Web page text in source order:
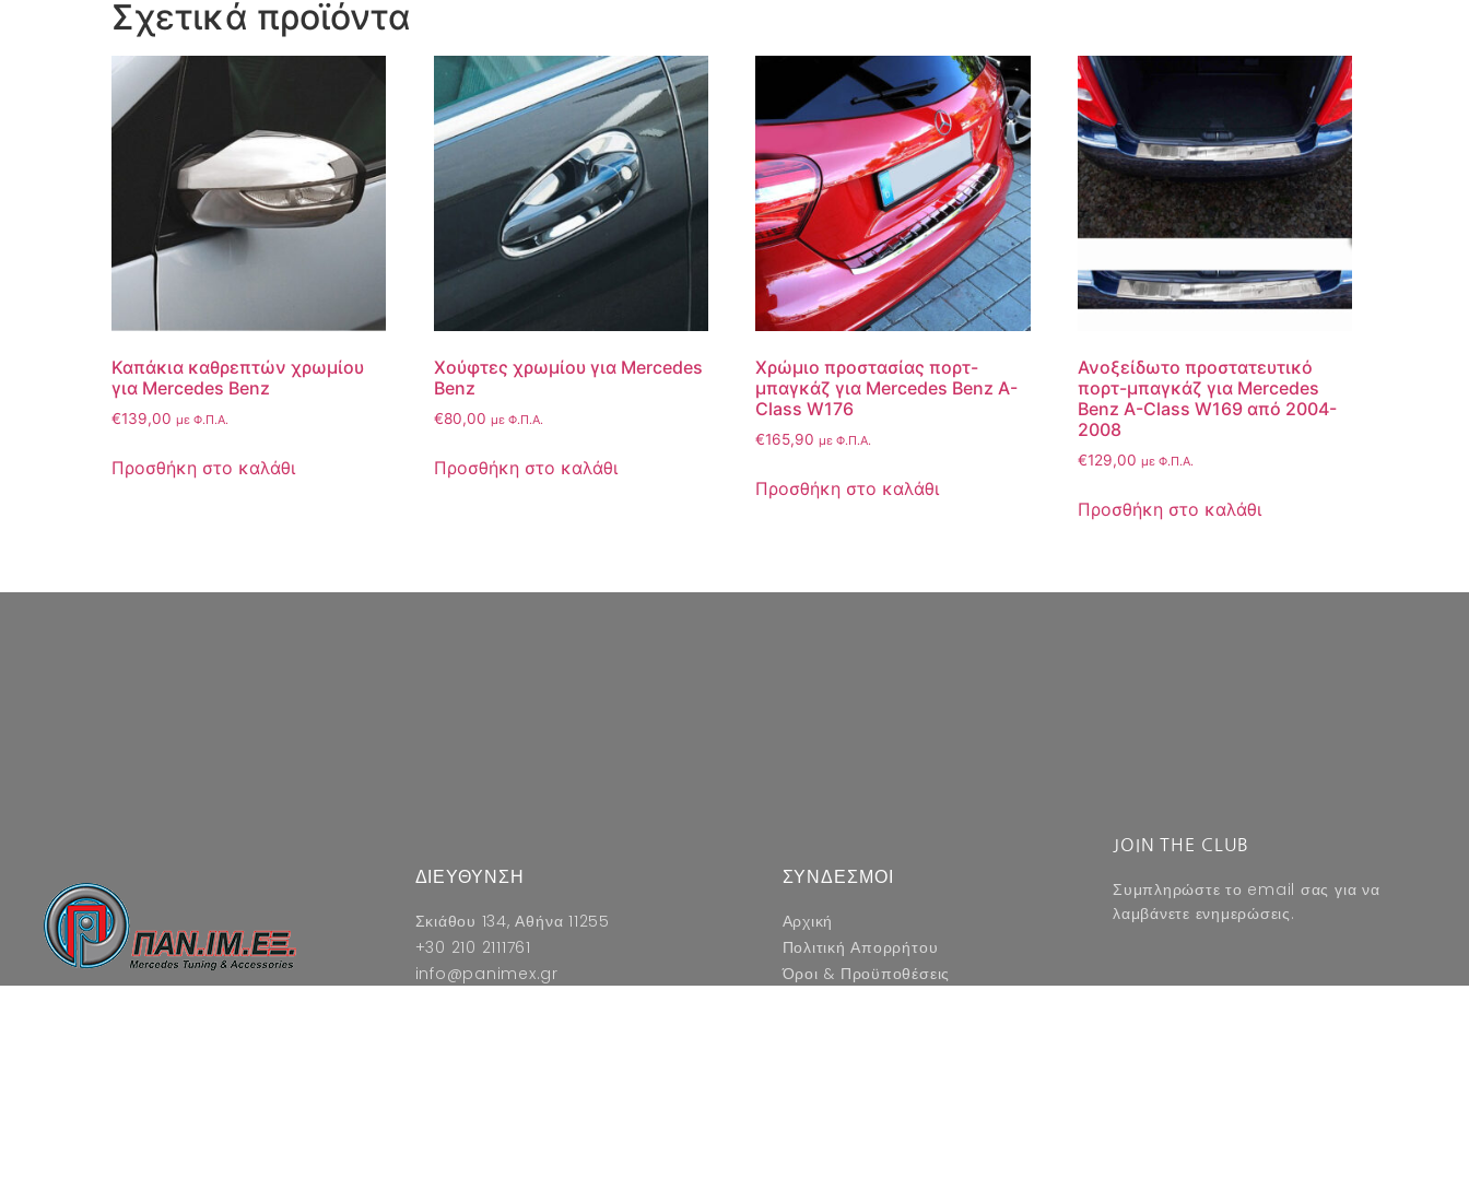
Σχετικά προϊόντα
Καπάκια καθρεπτών χρωμίου
για Mercedes Benz
€139,00 με Φ.Π.Α.
Προσθήκη στο καλάθι
Χούφτες χρωμίου για Mercedes
Benz
€80,00 με Φ.Π.Α.
Προσθήκη στο καλάθι
Χρώμιο προστασίας πορτ-
μπαγκάζ για Mercedes Benz A-
Class W176
€165,90 με Φ.Π.Α.
Προσθήκη στο καλάθι
Ανοξείδωτο προστατευτικό
πορτ-μπαγκάζ για Mercedes
Benz A-Class W169 από 2004-
2008
€129,00 με Φ.Π.Α.
Προσθήκη στο καλάθι
ΔΙΕΥΘΥΝΣΗ
Σκιάθου 134, Αθήνα 11255
+30 210 2111761
info@panimex.gr
ΣΥΝΔΕΣΜΟΙ
Αρχική
Πολιτική Απορρήτου
Όροι & Προϋποθέσεις
JOIN THE CLUB
Συμπληρώστε το email σας για να
λαμβάνετε ενημερώσεις.